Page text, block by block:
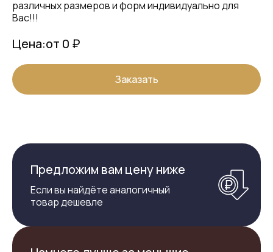
различных размеров и форм индивидуально для
Вас!!!
Цена:от 0 ₽
Заказать
Предложим вам цену ниже
Если вы найдёте аналогичный
товар дешевле